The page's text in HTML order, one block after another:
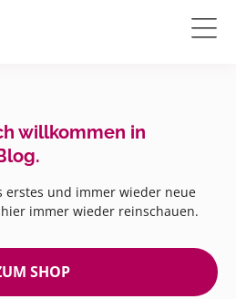
willkommen in
erstes und immer wieder neue
immer wieder reinschauen.
SHOP